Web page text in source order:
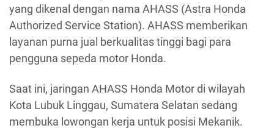
yang dikenal dengan nama AHASS (Astra Honda
Authorized Service Station). AHASS memberikan
layanan purna jual berkualitas tinggi bagi para
pengguna sepeda motor Honda.
Saat ini, jaringan AHASS Honda Motor di wilayah
Kota Lubuk Linggau, Sumatera Selatan sedang
membuka lowongan kerja untuk posisi Mekanik.